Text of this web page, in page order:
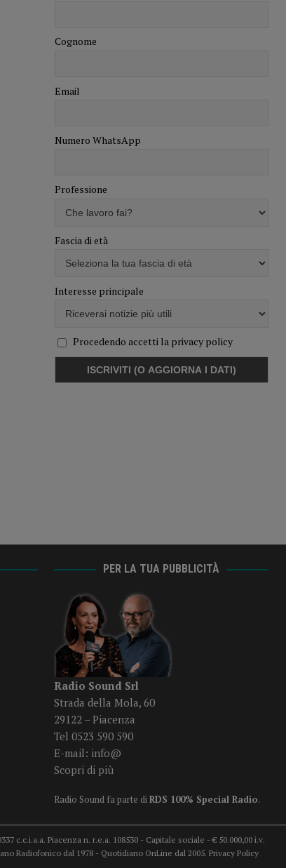
Cognome
Email
Numero WhatsApp
Professione
Fascia di età
Interesse principale
Procedendo accetti la privacy policy
PER LA TUA PUBBLICITÀ
Radio Sound Srl
Strada della Mola, 60
29122 – Piacenza
Tel 0523 590 590
E-mail: info@
Scopri di più
Radio Sound fa parte diRDS 100% Special Radio.
c.c.i.a.a. Piacenza n. r.e.a. 108530 - Capitale sociale - € 50.000,00 i.v.
Radiofonico dal 1978 - Quotidiano OnLine dal 2005. Privacy Policy